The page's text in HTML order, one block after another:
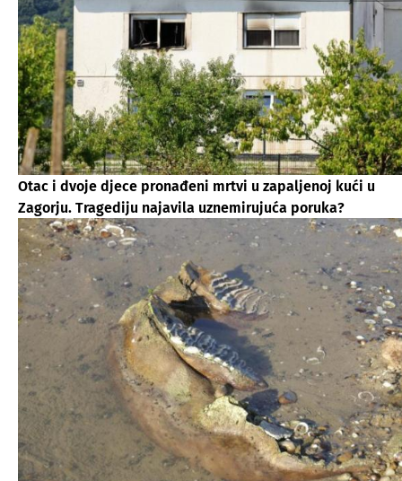
Otac i dvoje djece pronađeni mrtvi u zapaljenoj kući u
Zagorju. Tragediju najavila uznemirujuća poruka?